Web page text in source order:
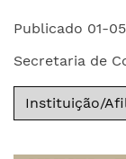
Publicado 01-
Secretaria de
Instituição/